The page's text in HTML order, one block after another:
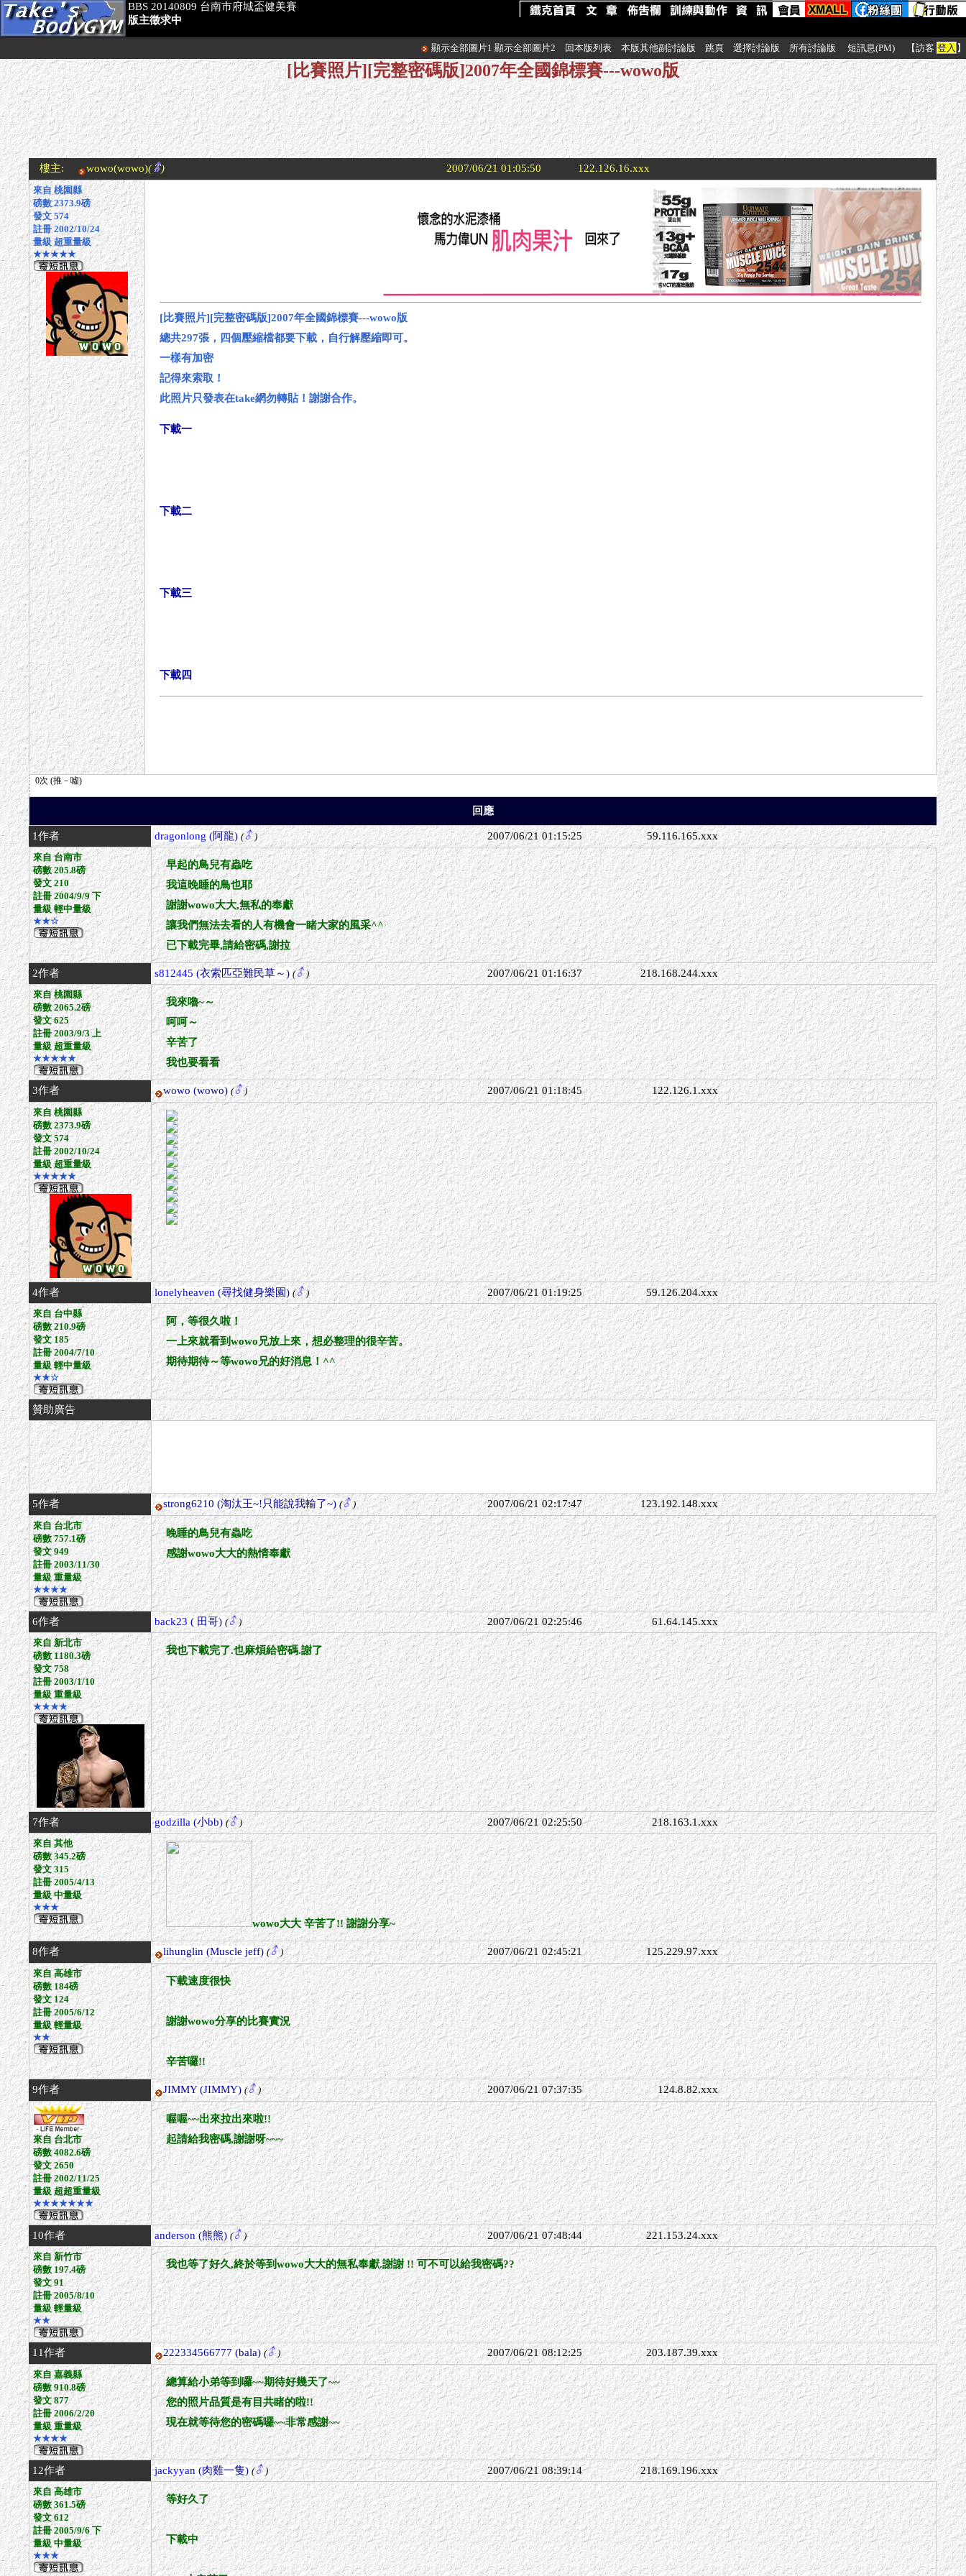
BBS 20140809 台南市府城盃健美賽
版主徵求中
顯示全部圖片1 顯示全部圖片2 回本版列表 本版其他副討論版 跳頁 選擇討論版 所有討論版 短訊息(PM) 【訪客 登入 】
[比賽照片][完整密碼版]2007年全國錦標賽---wowo版
樓主: wowo(wowo)( ) 2007/06/21 01:05:50 122.126.16.xxx
來自 桃園縣
磅數 2373.9磅
發文 574
註冊 2002/10/24
量級 超重量級
★★★★★
[比賽照片][完整密碼版]2007年全國錦標賽---wowo版
總共297張，四個壓縮檔都要下載，自行解壓縮即可。
一樣有加密
記得來索取！
此照片只發表在take網勿轉貼！謝謝合作。
下載一
下載二
下載三
下載四
回應
1作者 dragonlong(阿龍) ( ) 2007/06/21 01:15:25 59.116.165.xxx
來自 台南市
磅數 205.8磅
發文 210
註冊 2004/9/9 下
量級 輕中量級
★★☆
早起的鳥兒有蟲吃
我這晚睡的鳥也耶
謝謝wowo大大,無私的奉獻
讓我們無法去看的人有機會一睹大家的風采^^
已下載完畢,請給密碼,謝拉
2作者 s812445(衣索匹亞難民草～) ( ) 2007/06/21 01:16:37 218.168.244.xxx
來自 桃園縣
磅數 2065.2磅
發文 625
註冊 2003/9/3 上
量級 超重量級
★★★★★
我來嚕~～
呵呵～
辛苦了
我也要看看
3作者 wowo (wowo) ( ) 2007/06/21 01:18:45 122.126.1.xxx
來自 桃園縣
磅數 2373.9磅
發文 574
註冊 2002/10/24
量級 超重量級
★★★★★
4作者 lonelyheaven(尋找健身樂園) ( ) 2007/06/21 01:19:25 59.126.204.xxx
來自 台中縣
磅數 210.9磅
發文 185
註冊 2004/7/10
量級 輕中量級
★★☆
阿，等很久啦！
一上來就看到wowo兄放上來，想必整理的很辛苦。
期待期待～等wowo兄的好消息！^^
贊助廣告
5作者 strong6210 (淘汰王~!只能說我輸了~) ( ) 2007/06/21 02:17:47 123.192.148.xxx
來自 台北市
磅數 757.1磅
發文 949
註冊 2003/11/30
量級 重量級
★★★★
晚睡的鳥兒有蟲吃
感謝wowo大大的熱情奉獻
6作者 back23( 田哥) ( ) 2007/06/21 02:25:46 61.64.145.xxx
來自 新北市
磅數 1180.3磅
發文 758
註冊 2003/1/10
量級 重量級
★★★★
我也下載完了.也麻煩給密碼.謝了
7作者 godzilla(小bb) ( ) 2007/06/21 02:25:50 218.163.1.xxx
來自 其他
磅數 345.2磅
發文 315
註冊 2005/4/13
量級 中量級
★★★
wowo大大 辛苦了!! 謝謝分享~
8作者 lihunglin (Muscle jeff) ( ) 2007/06/21 02:45:21 125.229.97.xxx
來自 高雄市
磅數 184磅
發文 124
註冊 2005/6/12
量級 輕量級
★★
下載速度很快
謝謝wowo分享的比賽實況
辛苦囉!!
9作者 JIMMY (JIMMY) ( ) 2007/06/21 07:37:35 124.8.82.xxx
來自 台北市
磅數 4082.6磅
發文 2650
註冊 2002/11/25
量級 超超重量級
★★★★★★★
喔喔~~出來拉出來啦!!
起請給我密碼,謝謝呀~~~
10作者 anderson(熊熊) ( ) 2007/06/21 07:48:44 221.153.24.xxx
來自 新竹市
磅數 197.4磅
發文 91
註冊 2005/8/10
量級 輕量級
★★
我也等了好久,終於等到wowo大大的無私奉獻.謝謝 !! 可不可以給我密碼??
11作者 222334566777 (bala) ( ) 2007/06/21 08:12:25 203.187.39.xxx
來自 嘉義縣
磅數 910.8磅
發文 877
註冊 2006/2/20
量級 重量級
★★★★
總算給小弟等到囉~~期待好幾天了~~
您的照片品質是有目共睹的啦!!
現在就等待您的密碼囉~~非常感謝~~
12作者 jackyyan(肉雞一隻) ( ) 2007/06/21 08:39:14 218.169.196.xxx
來自 高雄市
磅數 361.5磅
發文 612
註冊 2005/9/6 下
量級 中量級
★★★
等好久了
下載中